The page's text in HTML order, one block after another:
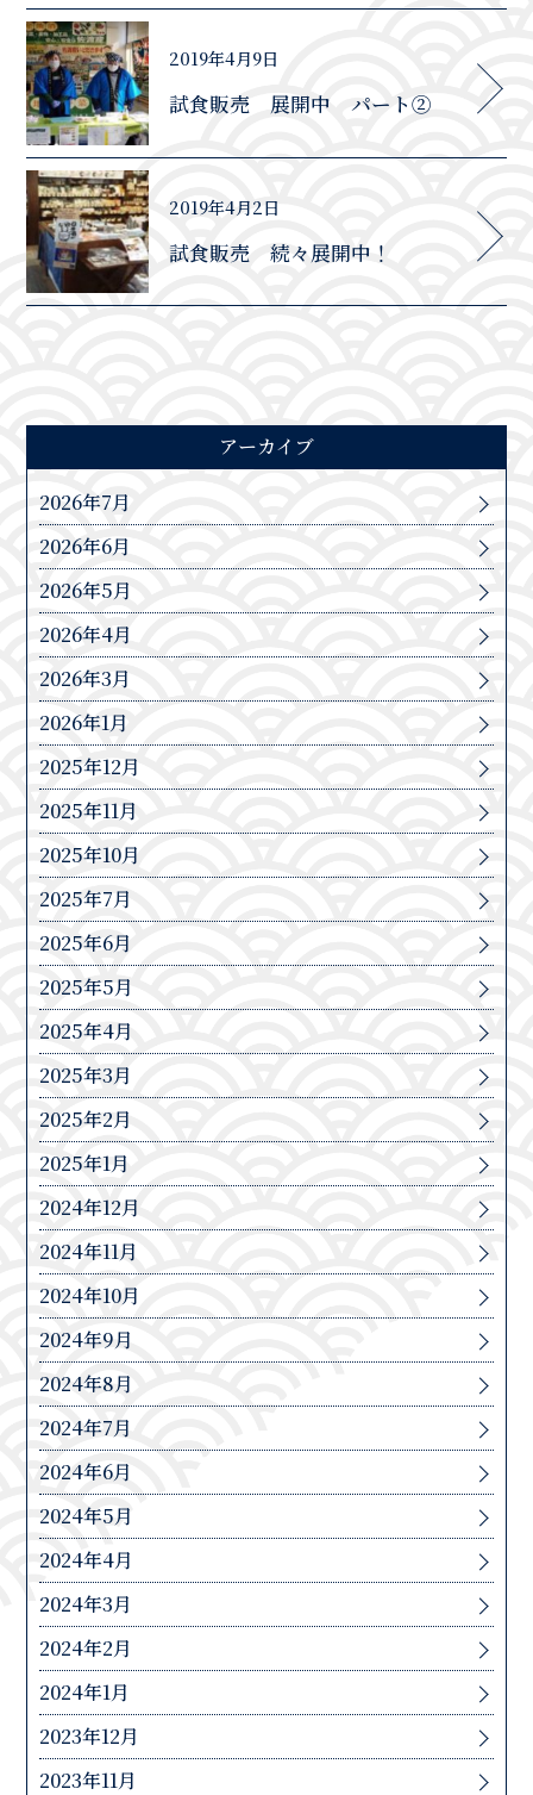
2019年4月9日
試食販売 展開中 パート②
2019年4月2日
試食販売 続々展開中！
アーカイブ
2026年7月
2026年6月
2026年5月
2026年4月
2026年3月
2026年1月
2025年12月
2025年11月
2025年10月
2025年7月
2025年6月
2025年5月
2025年4月
2025年3月
2025年2月
2025年1月
2024年12月
2024年11月
2024年10月
2024年9月
2024年8月
2024年7月
2024年6月
2024年5月
2024年4月
2024年3月
2024年2月
2024年1月
2023年12月
2023年11月